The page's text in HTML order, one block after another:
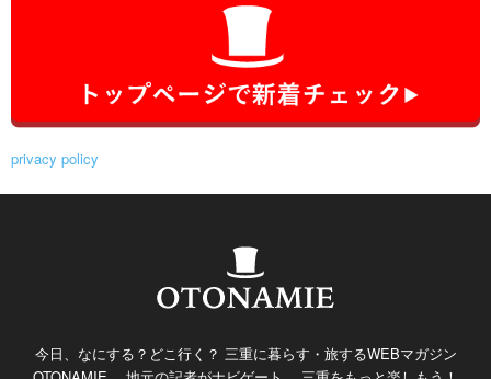
privacy policy
今日、なにする？どこ行く？ 三重に暮らす・旅するWEBマガジン